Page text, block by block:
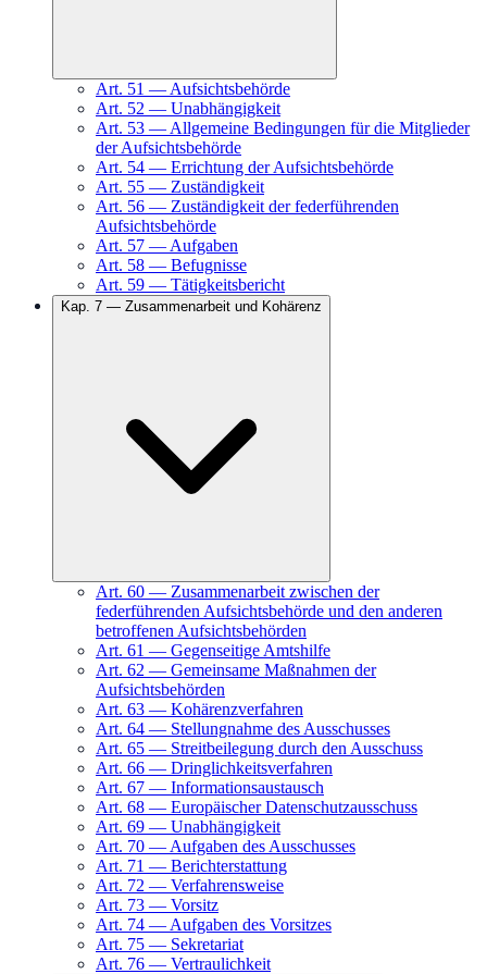
Art. 51 — Aufsichtsbehörde
Art. 52 — Unabhängigkeit
Art. 53 — Allgemeine Bedingungen für die Mitglieder
der Aufsichtsbehörde
Art. 54 — Errichtung der Aufsichtsbehörde
Art. 55 — Zuständigkeit
Art. 56 — Zuständigkeit der federführenden
Aufsichtsbehörde
Art. 57 — Aufgaben
Art. 58 — Befugnisse
Art. 59 — Tätigkeitsbericht
Kap. 7 — Zusammenarbeit und Kohärenz
Art. 60 — Zusammenarbeit zwischen der
federführenden Aufsichtsbehörde und den anderen
betroffenen Aufsichtsbehörden
Art. 61 — Gegenseitige Amtshilfe
Art. 62 — Gemeinsame Maßnahmen der
Aufsichtsbehörden
Art. 63 — Kohärenzverfahren
Art. 64 — Stellungnahme des Ausschusses
Art. 65 — Streitbeilegung durch den Ausschuss
Art. 66 — Dringlichkeitsverfahren
Art. 67 — Informationsaustausch
Art. 68 — Europäischer Datenschutzausschuss
Art. 69 — Unabhängigkeit
Art. 70 — Aufgaben des Ausschusses
Art. 71 — Berichterstattung
Art. 72 — Verfahrensweise
Art. 73 — Vorsitz
Art. 74 — Aufgaben des Vorsitzes
Art. 75 — Sekretariat
Art. 76 — Vertraulichkeit